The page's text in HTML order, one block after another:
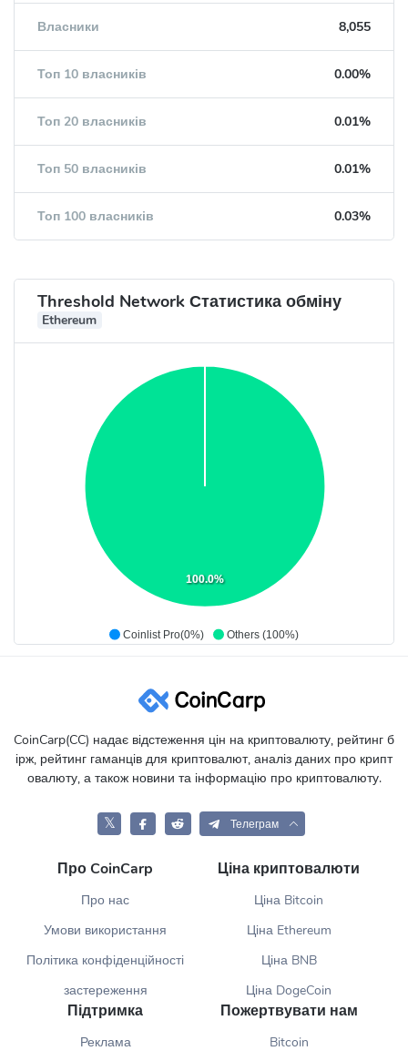
Власники 8,055
Топ 10 власників 0.00%
Топ 20 власників 0.01%
Топ 50 власників 0.01%
Топ 100 власників 0.03%
Threshold Network Статистика обміну
Ethereum
Coinlist Pro(0%) Others (100%)
100.0%
CoinCarp(CC) надає відстеження цін на криптовалюту, рейтинг б
ірж, рейтинг гаманців для криптовалют, аналіз даних про крипт
овалюту, а також новини та інформацію про криптовалюту.
𝕏 Телеграм
Про CoinCarp
Про нас
Умови використання
Політика конфіденційності
застереження
Ціна криптовалюти
Ціна Bitcoin
Ціна Ethereum
Ціна BNB
Ціна DogeCoin
Підтримка
Реклама
Пожертвувати нам
Bitcoin